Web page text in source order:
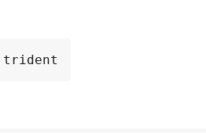
trident